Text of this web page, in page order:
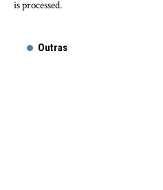
is processed.
Outras